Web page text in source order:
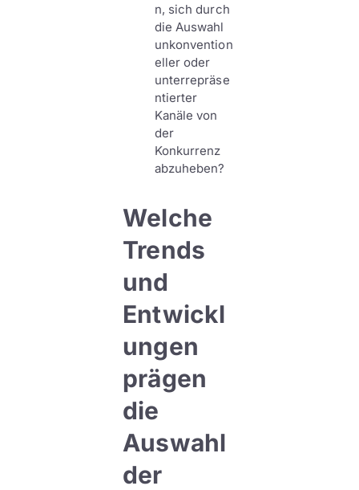
n, sich durch
die Auswahl
unkonvention
eller oder
unterrepräse
ntierter
Kanäle von
der
Konkurrenz
abzuheben?
Welche
Trends
und
Entwickl
ungen
prägen
die
Auswahl
der